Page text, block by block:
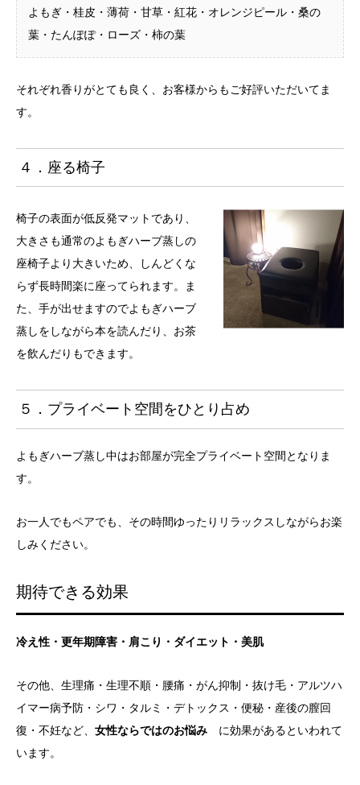
よもぎ・桂皮・薄荷・甘草・紅花・オレンジピール・桑の
葉・たんぽぽ・ローズ・柿の葉
それぞれ香りがとても良く、お客様からもご好評いただいてま
す。
４．座る椅子
椅子の表面が低反発マットであり、
大きさも通常のよもぎハーブ蒸しの
座椅子より大きいため、しんどくな
らず長時間楽に座ってられます。ま
た、手が出せますのでよもぎハーブ
蒸しをしながら本を読んだり、お茶
を飲んだりもできます。
５．プライベート空間をひとり占め
よもぎハーブ蒸し中はお部屋が完全プライベート空間となりま
す。
お一人でもペアでも、その時間ゆったりリラックスしながらお楽
しみください。
期待できる効果
冷え性・更年期障害・肩こり・ダイエット・美肌
その他、生理痛・生理不順・腰痛・がん抑制・抜け毛・アルツハ
イマー病予防・シワ・タルミ・デトックス・便秘・産後の膣回
復・不妊など、 女性ならではのお悩み に効果があるといわれて
います。